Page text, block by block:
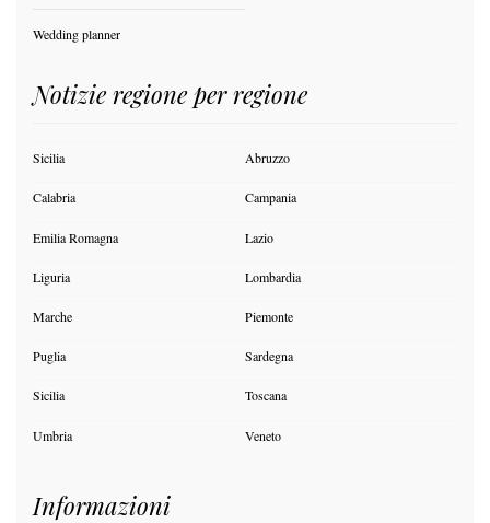
Wedding planner
Notizie regione per regione
Sicilia Abruzzo
Calabria Campania
Emilia Romagna Lazio
Liguria Lombardia
Marche Piemonte
Puglia Sardegna
Sicilia Toscana
Umbria Veneto
Informazioni